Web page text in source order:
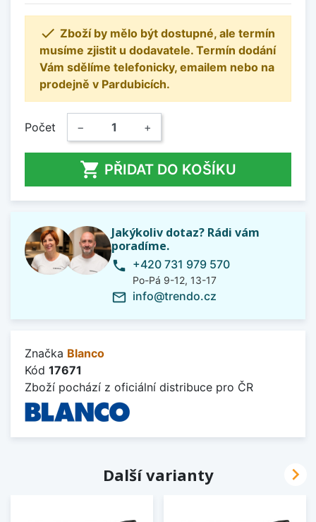
 Zboží by mělo být dostupné, ale termín
musíme zjistit u dodavatele. Termín dodání
Vám sdělíme telefonicky, emailem nebo na
prodejně v Pardubicích.
Počet − +
 PŘIDAT DO KOŠÍKU
Jakýkoliv dotaz? Rádi vám
poradíme.
phone +420 731 979 570
Po-Pá 9-12, 13-17
mail_outline info@trendo.cz
Značka Blanco
Kód 17671
Zboží pochází z oficiální distribuce pro ČR
Další varianty 